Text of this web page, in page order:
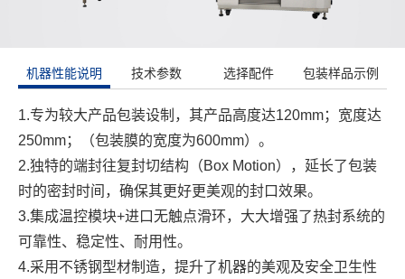
机器性能说明 技术参数 选择配件 包装样品示例
1.专为较大产品包装设制，其产品高度达120mm；宽度达
250mm；（包装膜的宽度为600mm）。
2.独特的端封往复封切结构（Box Motion），延长了包装
时的密封时间，确保其更好更美观的封口效果。
3.集成温控模块+进口无触点滑环，大大增强了热封系统的
可靠性、稳定性、耐用性。
4.采用不锈钢型材制造，提升了机器的美观及安全卫生性